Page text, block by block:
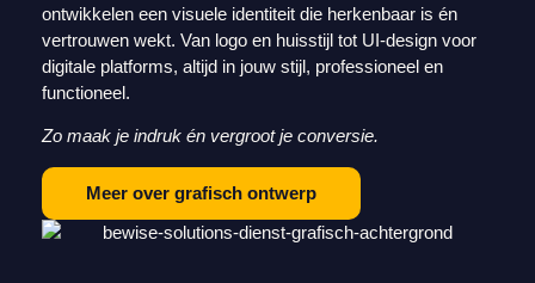
ontwikkelen een visuele identiteit die herkenbaar is én
vertrouwen wekt. Van logo en huisstijl tot UI-design voor
digitale platforms, altijd in jouw stijl, professioneel en
functioneel.
Zo maak je indruk én vergroot je conversie.
Meer over grafisch ontwerp